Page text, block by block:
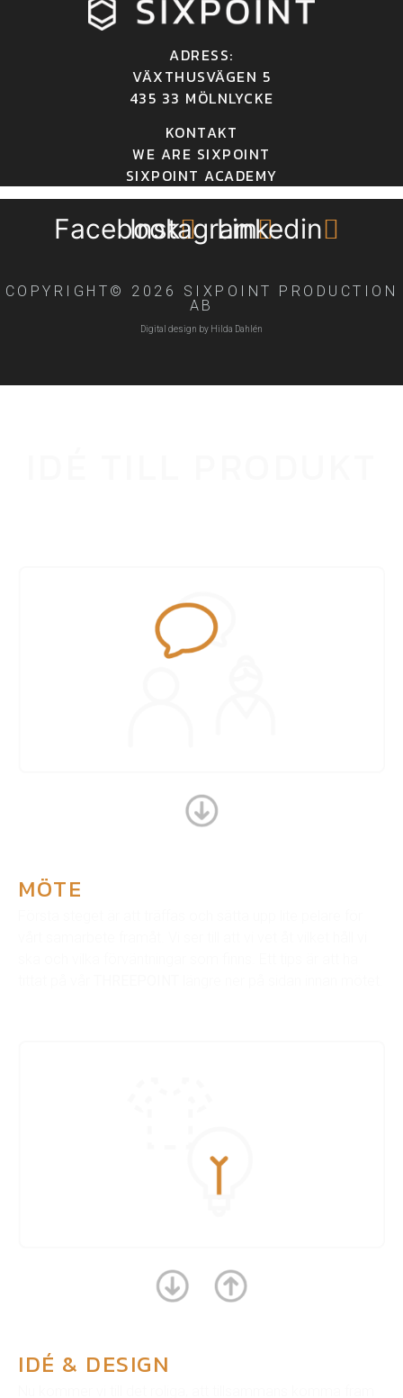
ADRESS:
VÄXTHUSVÄGEN 5
435 33 MÖLNLYCKE
KONTAKT
WE ARE SIXPOINT
SIXPOINT ACADEMY
FacebookInstagramLinkedin
COPYRIGHT© 2026 SIXPOINT PRODUCTION
AB
Digital design by Hilda Dahlén
MÖTE
IDÉ & DESIGN